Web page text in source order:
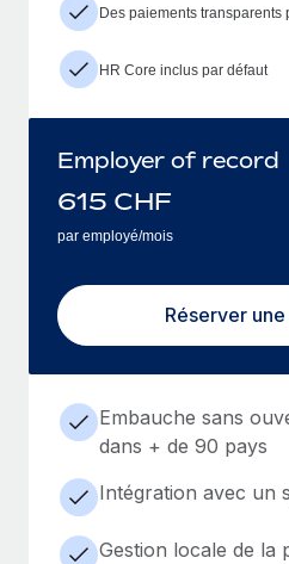
Des paiements
HR Core inclus par défaut
Employer of record
615 CHF
par employé/mois
Réserver
Embauche sans
dans + de 90 pays
Intégration avec un
Gestion locale de la